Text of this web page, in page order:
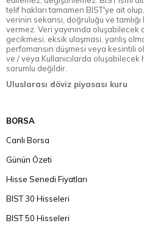
telif hakları tamamen BIST'ye ait
verinin sekansı, doğruluğu ve
vermez. Veri yayınında oluşabilecek
gecikmesi, eksik ulaşması, yanlış
perfomansın düşmesi veya kesintili
ve / veya Kullanıcılarda
sorumlu değildir.
Uluslarası döviz piyasası kuru
BORSA
Canlı Borsa
Günün Özeti
Hisse Senedi Fiyatları
BIST 30 Hisseleri
BIST 50 Hisseleri